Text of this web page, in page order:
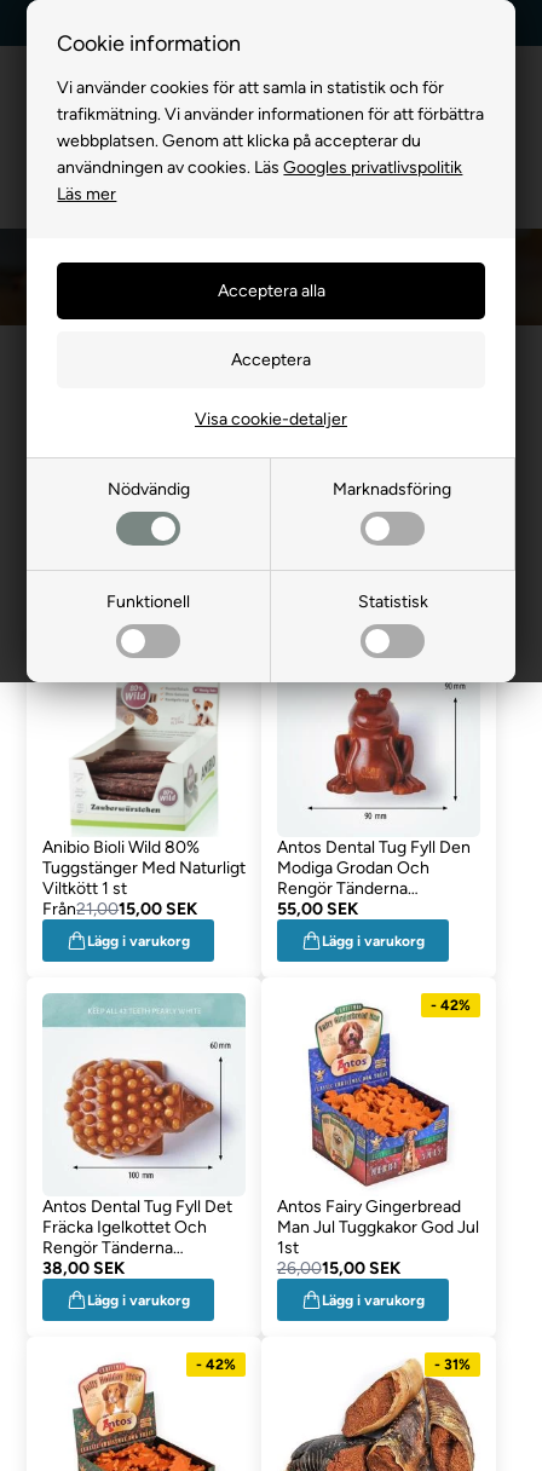
Cookie information
Vi använder cookies för att samla in statistik och för
trafikmätning. Vi använder informationen för att förbättra
webbplatsen. Genom att klicka på accepterar du
användningen av cookies. LäsGoogles privatlivspolitik
Läs mer
Nödvändig Marknadsföring
Funktionell Statistisk
Visa cookie-detaljer
Framsida»FÖR HUND»Godis & Tuggben»Blanda Själv Hundsnacks
Blanda själv Snackbar till din hund
Fredagsgodis eller när som helst-snackbar. Vi har hittat en
styckvis och blanda precis som du vill. Din hunds personliga
favoriter. Du får det antal du väljer skickat i en påse.
Vi har riktigt många varianter. Allt möjligt härligt med god smak.
Precis som våra hundar föredrar sina mysiga snacks. Skäm bort
din bästa vän med vår Snackbar.
Mängdrabatt
Anibio Bioli Wild 80%
Tuggstänger Med Naturligt
Viltkött 1 st
Från21,0015,00 SEK
Lägg i varukorg
Antos Dental Tug Fyll Den
Modiga Grodan Och
Rengör Tänderna
Samtidigt 1st
55,00 SEK
Lägg i varukorg
Antos Dental Tug Fyll Det
Fräcka Igelkottet Och
Rengör Tänderna
Samtidigt 1st
38,00 SEK
Lägg i varukorg
- 42%
Antos Fairy Gingerbread
Man Jul Tuggkakor God Jul
1st
26,0015,00 SEK
Lägg i varukorg
- 42% - 31%